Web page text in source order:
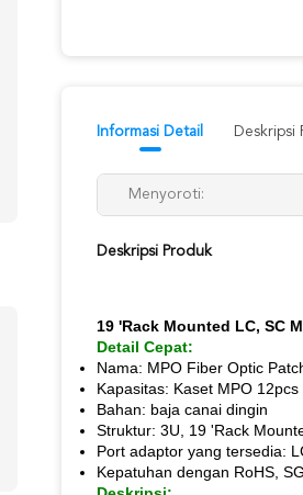
Informasi Detail Deskripsi
Menyoroti:
Deskripsi Produk
19 'Rack Mounted LC, SC
Detail Cepat:
Nama: MPO Fiber Optic
Kapasitas: Kaset MPO 12pcs
Bahan: baja canai dingin
Struktur: 3U, 19 'Rack
Port adaptor yang tersedia:
Kepatuhan dengan RoHS,